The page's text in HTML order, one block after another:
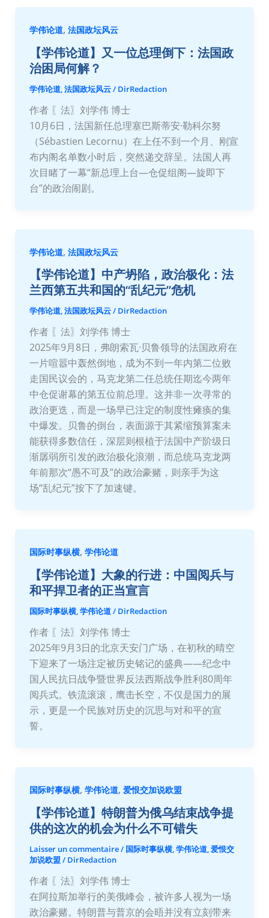
学伟论道, 法国政坛风云
【学伟论道】又一位总理倒下：法国政
治困局何解？
学伟论道, 法国政坛风云/ DirRedaction
作者 〖法〗刘学伟 博士
10月6日，法国新任总理塞巴斯蒂安·勒科尔努
（Sébastien Lecornu）在上任不到一个月、刚宣
布内阁名单数小时后，突然递交辞呈。法国人再
次目睹了一幕“新总理上台—仓促组阁—旋即下
台”的政治闹剧。
学伟论道, 法国政坛风云
【学伟论道】中产坍陷，政治极化：法
兰西第五共和国的“乱纪元”危机
学伟论道,法国政坛风云/ DirRedaction
作者 〖法〗刘学伟 博士
2025年9月8日，弗朗索瓦·贝鲁领导的法国政府在
一片喧嚣中轰然倒地，成为不到一年内第二位败
走国民议会的，马克龙第二任总统任期迄今两年
中仓促谢幕的第五位前总理。这并非一次寻常的
政治更迭，而是一场早已注定的制度性瘫痪的集
中爆发。贝鲁的倒台，表面源于其紧缩预算案未
能获得多数信任，深层则根植于法国中产阶级日
渐孱弱所引发的政治极化浪潮，而总统马克龙两
年前那次“愚不可及”的政治豪赌，则亲手为这
场“乱纪元”按下了加速键。
国际时事纵横, 学伟论道
【学伟论道】大象的行进：中国阅兵与
和平捍卫者的正当宣言
国际时事纵横,学伟论道/ DirRedaction
作者 〖法〗刘学伟 博士
2025年9月3日的北京天安门广场，在初秋的晴空
下迎来了一场注定被历史铭记的盛典——纪念中
国人民抗日战争暨世界反法西斯战争胜利80周年
阅兵式。铁流滚滚，鹰击长空，不仅是国力的展
示，更是一个民族对历史的沉思与对和平的宣
誓。
国际时事纵横, 学伟论道, 爱恨交加说欧盟
【学伟论道】特朗普为俄乌结束战争提
供的这次的机会为什么不可错失
Laisser un commentaire/ 国际时事纵横,学伟论道,爱恨交
加说欧盟 / DirRedaction
作者 〖法〗刘学伟 博士
在阿拉斯加举行的美俄峰会，被许多人视为一场
政治豪赌。特朗普与普京的会晤并没有立刻带来